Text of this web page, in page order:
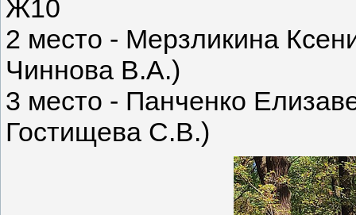
Ж10
2 место - Мерзликина
Чиннова В.А.)
3 место - Панченко
Гостищева С.В.)